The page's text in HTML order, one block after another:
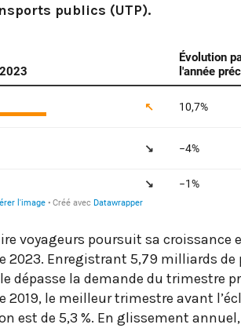
publics (UTP).
voyageurs poursuit sa croissance
2023. Enregistrant 5,79 milliards
dépasse la demande du trimestre
le meilleur trimestre avant
est de 5,3 %. En glissement